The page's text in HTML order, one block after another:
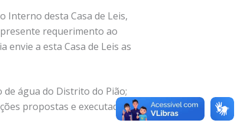
Interno desta Casa de Leis,
requerimento ao
envie a esta Casa de Leis as
água do Distrito do Pião;
propostas e executadas